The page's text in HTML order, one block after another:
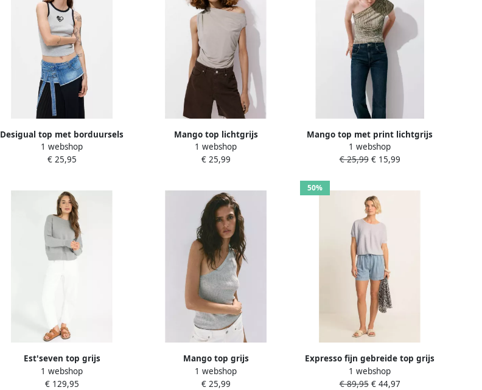
Desigual top met borduursels
grijs
1 webshop
€ 25,95
Mango top lichtgrijs
1 webshop
€ 25,99
Mango top met print lichtgrijs
1 webshop
€ 25,99€ 15,99
Est'seven top grijs
1 webshop
€ 129,95
Mango top grijs
1 webshop
€ 25,99
50%
Expresso fijn gebreide top grijs
1 webshop
€ 89,95€ 44,97